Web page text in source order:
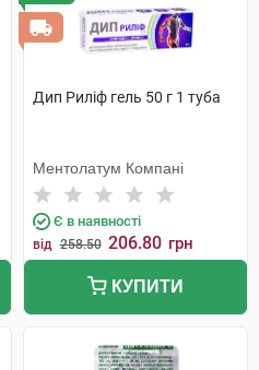
Дип Риліф гель 50 г 1 туба
Ментолатум Компані
Є в наявності
від 258.50 206.80 грн
КУПИТИ